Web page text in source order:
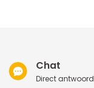
Chat
Direct antwoord